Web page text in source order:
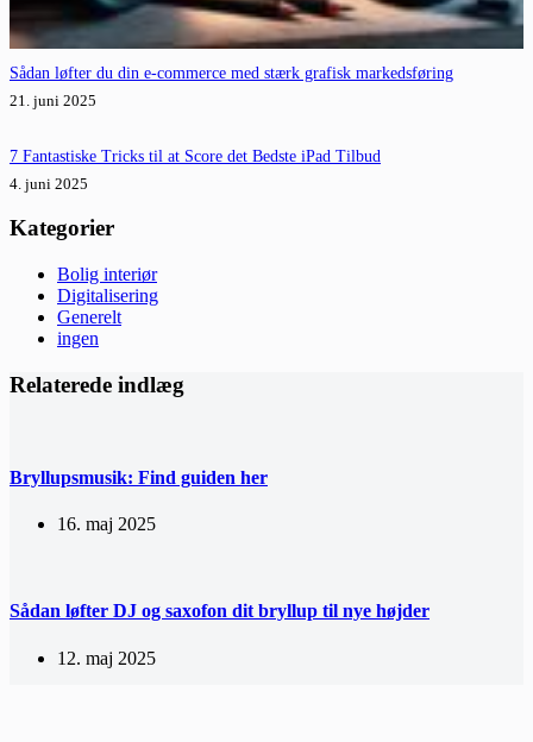
Sådan løfter du din e-commerce med stærk grafisk markedsføring
21. juni 2025
7 Fantastiske Tricks til at Score det Bedste iPad Tilbud
4. juni 2025
Kategorier
Bolig interiør
Digitalisering
Generelt
ingen
Relaterede indlæg
Bryllupsmusik: Find guiden her
16. maj 2025
Sådan løfter DJ og saxofon dit bryllup til nye højder
12. maj 2025